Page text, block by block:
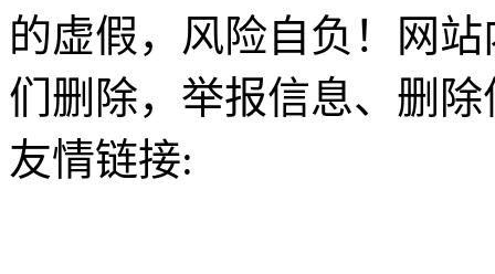
的虚假，风险自负！网
们删除，举报信息、删
友情链接: